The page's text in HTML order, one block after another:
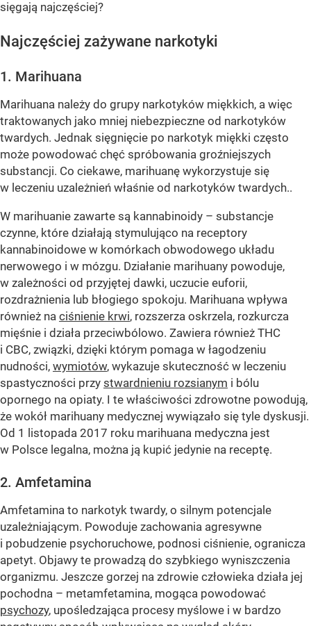
sięgają najczęściej?
Najczęściej zażywane narkotyki
1. Marihuana
Marihuana należy do grupy narkotyków miękkich, a więc
traktowanych jako mniej niebezpieczne od narkotyków
twardych. Jednak sięgnięcie po narkotyk miękki często
może powodować chęć spróbowania groźniejszych
substancji. Co ciekawe, marihuanę wykorzystuje się
w leczeniu uzależnień właśnie od narkotyków twardych..
W marihuanie zawarte są kannabinoidy – substancje
czynne, które działają stymulująco na receptory
kannabinoidowe w komórkach obwodowego układu
nerwowego i w mózgu. Działanie marihuany powoduje,
w zależności od przyjętej dawki, uczucie euforii,
rozdrażnienia lub błogiego spokoju. Marihuana wpływa
również na ciśnienie krwi, rozszerza oskrzela, rozkurcza
mięśnie i działa przeciwbólowo. Zawiera również THC
i CBC, związki, dzięki którym pomaga w łagodzeniu
nudności, wymiotów, wykazuje skuteczność w leczeniu
spastyczności przy stwardnieniu rozsianym i bólu
opornego na opiaty. I te właściwości zdrowotne powodują,
że wokół marihuany medycznej wywiązało się tyle dyskusji.
Od 1 listopada 2017 roku marihuana medyczna jest
w Polsce legalna, można ją kupić jedynie na receptę.
2. Amfetamina
Amfetamina to narkotyk twardy, o silnym potencjale
uzależniającym. Powoduje zachowania agresywne
i pobudzenie psychoruchowe, podnosi ciśnienie, ogranicza
apetyt. Objawy te prowadzą do szybkiego wyniszczenia
organizmu. Jeszcze gorzej na zdrowie człowieka działa jej
pochodna – metamfetamina, mogąca powodować
psychozy, upośledzająca procesy myślowe i w bardzo